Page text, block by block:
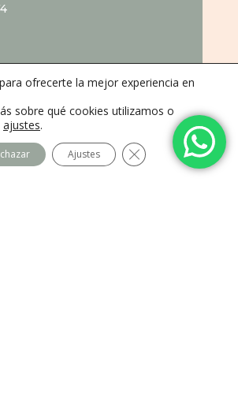
la Fonda, 28400 Collado
ofrecerte la mejor experiencia en
sobre qué cookies utilizamos o
ajustes.
Ajustes Cerrar el banner de